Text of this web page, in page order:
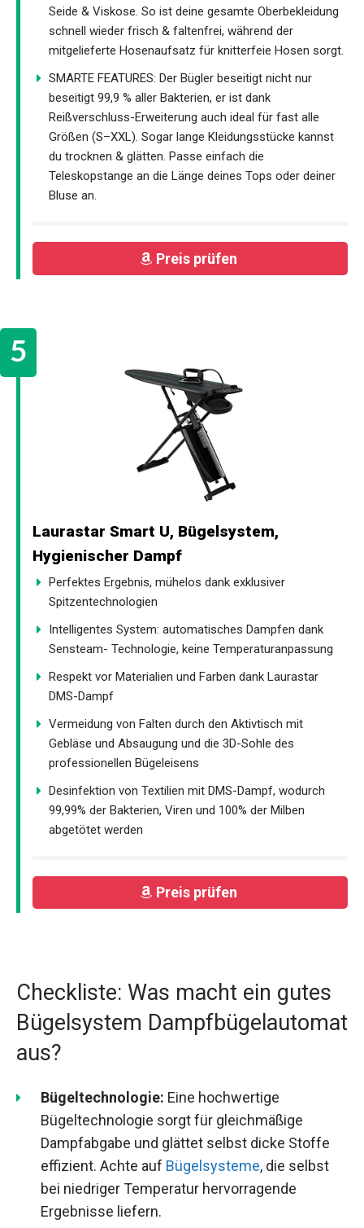
Seide & Viskose. So ist deine gesamte Oberbekleidung
schnell wieder frisch & faltenfrei, während der
mitgelieferte Hosenaufsatz für knitterfeie Hosen sorgt.
SMARTE FEATURES: Der Bügler beseitigt nicht nur
beseitigt 99,9 % aller Bakterien, er ist dank
Reißverschluss-Erweiterung auch ideal für fast alle
Größen (S–XXL). Sogar lange Kleidungsstücke kannst
du trocknen & glätten. Passe einfach die
Teleskopstange an die Länge deines Tops oder deiner
Bluse an.
Preis prüfen
Laurastar Smart U, Bügelsystem,
Hygienischer Dampf
Perfektes Ergebnis, mühelos dank exklusiver
Spitzentechnologien
Intelligentes System: automatisches Dampfen dank
Sensteam- Technologie, keine Temperaturanpassung
Respekt vor Materialien und Farben dank Laurastar
DMS-Dampf
Vermeidung von Falten durch den Aktivtisch mit
Gebläse und Absaugung und die 3D-Sohle des
professionellen Bügeleisens
Desinfektion von Textilien mit DMS-Dampf, wodurch
99,99% der Bakterien, Viren und 100% der Milben
abgetötet werden
Preis prüfen
Checkliste: Was macht ein gutes
Bügelsystem Dampfbügelautomat
aus?
Bügeltechnologie: Eine hochwertige
Bügeltechnologie sorgt für gleichmäßige
Dampfabgabe und glättet selbst dicke Stoffe
effizient. Achte auf Bügelsysteme, die selbst
bei niedriger Temperatur hervorragende
Ergebnisse liefern.